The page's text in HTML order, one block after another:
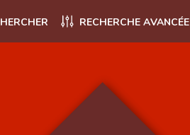
RECHERCHE AVANCÉE